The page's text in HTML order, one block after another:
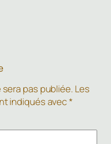
pas publiée. Les
indiqués avec*